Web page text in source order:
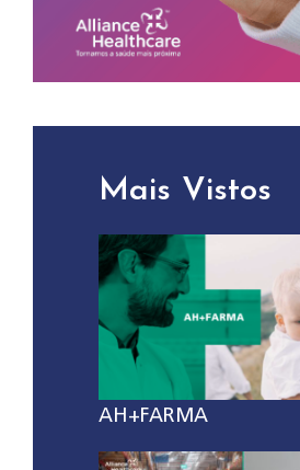
Mais Vistos
AH+FARMA